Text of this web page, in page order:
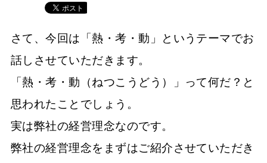
さて、今回は「熱・考・動」というテーマでお
話しさせていただきます。
「熱・考・動（ねつこうどう）」って何だ？と
思われたことでしょう。
実は弊社の経営理念なのです。
弊社の経営理念をまずはご紹介させていただき